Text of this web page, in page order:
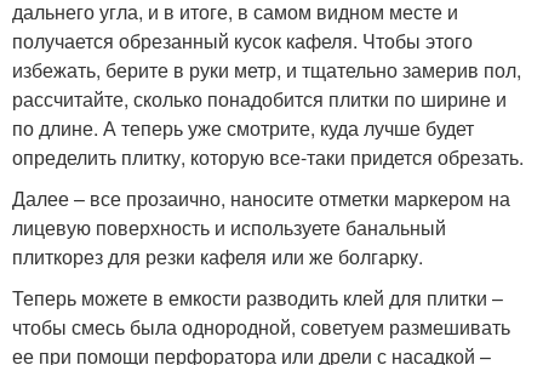
дальнего угла, и в итоге, в самом видном месте и
получается обрезанный кусок кафеля. Чтобы этого
избежать, берите в руки метр, и тщательно замерив пол,
рассчитайте, сколько понадобится плитки по ширине и
по длине. А теперь уже смотрите, куда лучше будет
определить плитку, которую все-таки придется обрезать.
Далее – все прозаично, наносите отметки маркером на
лицевую поверхность и используете банальный
плиткорез для резки кафеля или же болгарку.
Теперь можете в емкости разводить клей для плитки –
чтобы смесь была однородной, советуем размешивать
ее при помощи перфоратора или дрели с насадкой –